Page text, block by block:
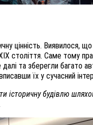
цінність. Виявилося,
століття. Саме тому
та зберегли багато
їх у сучасний
історичну будівлю